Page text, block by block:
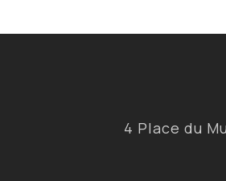
4 Place du